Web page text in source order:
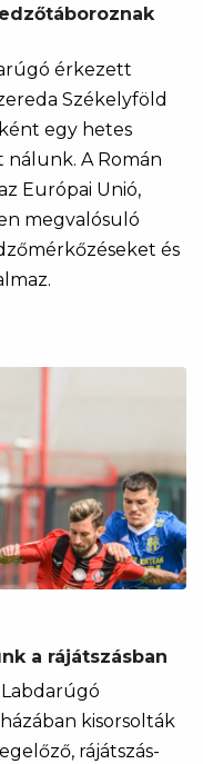
érkezett
Székelyföld
egy hetes
nálunk. A Román
Európai Unió,
megvalósuló
és
a rájátszásban
kisorsolták
rájátszás-